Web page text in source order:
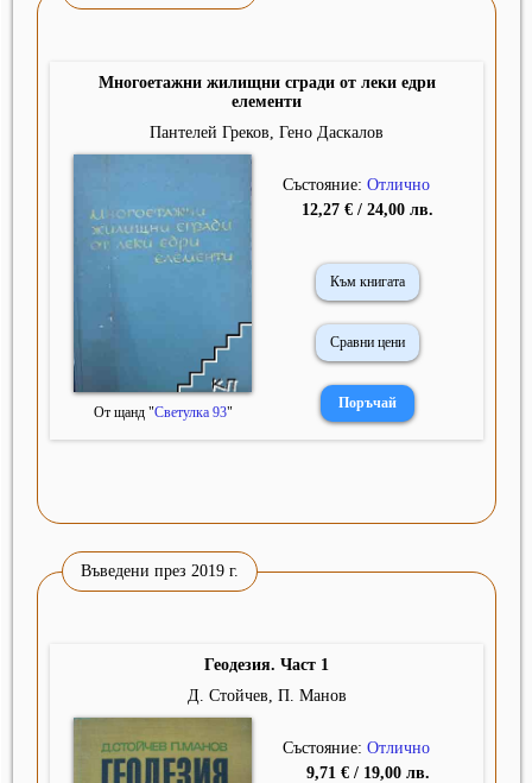
Многоетажни жилищни сгради от леки едри
елементи
Пантелей Греков, Гено Даскалов
От щанд "Светулка 93"
Състояние: Отлично
12,27 € / 24,00 лв.
Към книгата
Сравни цени
Въведени през 2019 г.
Геодезия. Част 1
Д. Стойчев, П. Манов
Състояние: Отлично
9,71 € / 19,00 лв.